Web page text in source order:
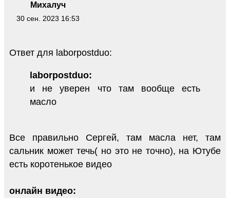
Михалуч
30 сен. 2023 16:53
Ответ для laborpostduo:
laborpostduo:
и не уверен что там вообще есть
масло
Все правильно Сергей, там масла нет, там
сальник может течь( но это не точно), на Ютубе
есть коротенькое видео
онлайн видео: